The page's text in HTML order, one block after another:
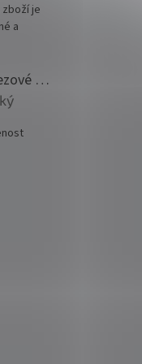
je
a
Madlo z nerezové oceli pr. 42,4mm komplet - model 0116 - 3000mm
je 5 z 5 hvězdiček.